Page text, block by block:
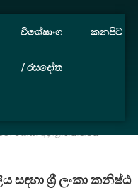
විශේෂාංග
/ රසදෝත
කනපිට
කෙයා අනුග්‍රාහකත්වය
සඳහා ශ්‍රී ලංකා කනිෂ්ඨ